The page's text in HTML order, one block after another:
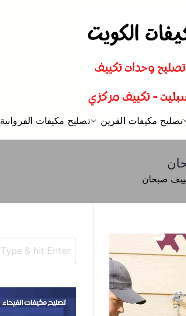
مكيفات
مكيفات سبليت و شباك و تكييف مركزي الكويت
تصليح مكيفات القرين تصليح مكيفات الفروانية
صبحان